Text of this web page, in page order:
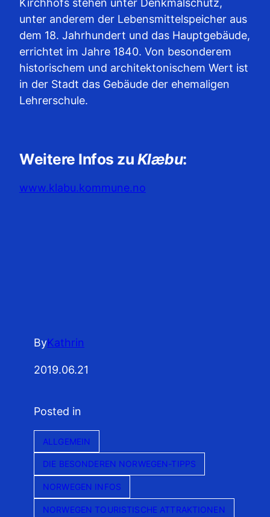
unter anderem der Lebensmittelspeicher aus
dem 18. Jahrhundert und das Hauptgebäude,
errichtet im Jahre 1840. Von besonderem
historischem und architektonischem Wert ist
in der Stadt das Gebäude der ehemaligen
Lehrerschule.
Weitere Infos zu Klæbu:
www.klabu.kommune.no
ByKathrin
2019.06.21
Posted in
ALLGEMEIN
DIE BESONDEREN NORWEGEN-TIPPS
NORWEGEN INFOS
NORWEGEN TOURISTISCHE ATTRAKTIONEN